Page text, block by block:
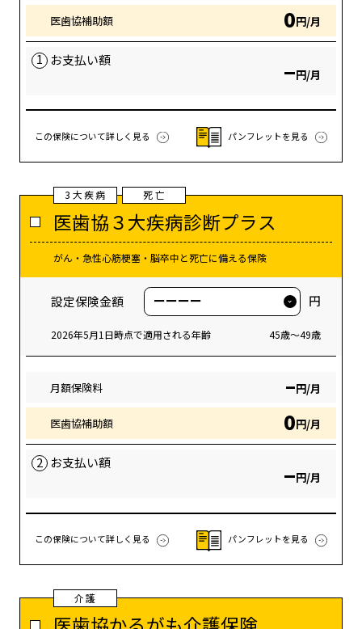
医歯協補助額 0円/月
1 お支払い額 –円/月
この保険について詳しく見る パンフレットを見る
医歯協３大疾病診断プラス
がん・急性心筋梗塞・脳卒中と死亡に備える保険
3大疾病 死亡
設定保険金額 円
2026年5月1日時点で適用される年齢 45歳～49歳
月額保険料 –円/月
医歯協補助額 0円/月
2 お支払い額 –円/月
この保険について詳しく見る パンフレットを見る
介護